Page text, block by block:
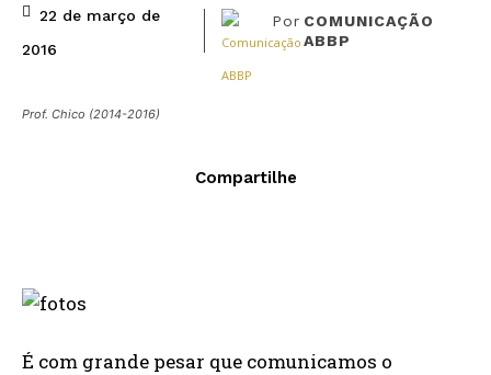
22 de março de
2016
Por COMUNICAÇÃO
ABBP
Prof. Chico (2014-2016)
Compartilhe
É com grande pesar que comunicamos o